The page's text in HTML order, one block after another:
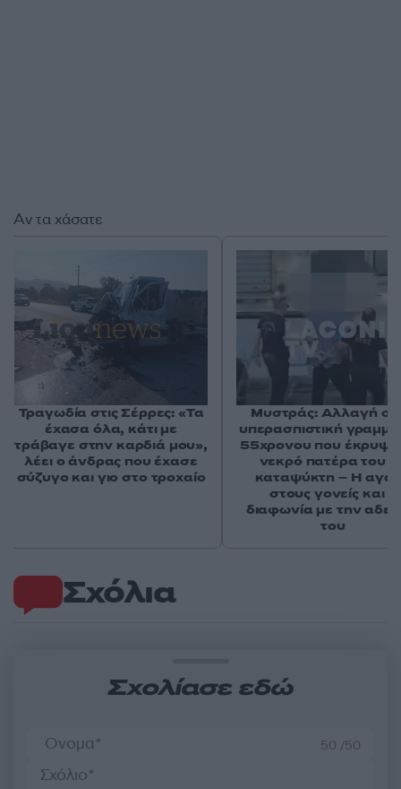
Σχόλια
Σχολίασε εδώ
50 /50
Αν τα χάσατε
Τραγωδία στις Σέρρες: «Τα
έχασα όλα, κάτι με
τράβαγε στην καρδιά μου»,
λέει ο άνδρας που έχασε
σύζυγο και γιο στο τροχαίο
Μυστράς: Αλλαγή
υπερασπιστική
55χρονου που έκρυψε
νεκρό πατέρα του
καταψύκτη – Η
στους γονείς και η
διαφωνία με την
του